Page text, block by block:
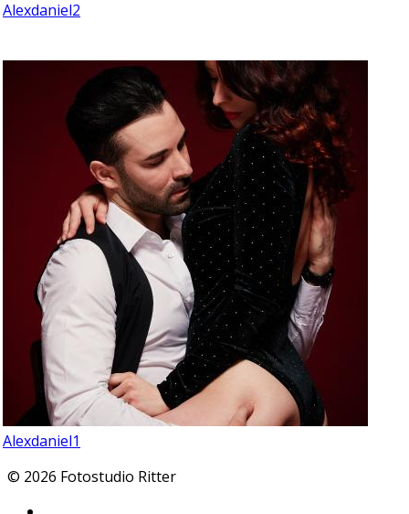
Alexdaniel2
Alexdaniel1
© 2026 Fotostudio Ritter